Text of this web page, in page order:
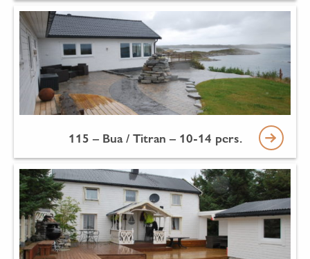
115 – Bua / Titran – 10-14 pers.